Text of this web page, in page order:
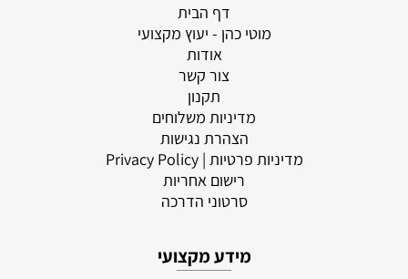
דף הבית
מוטי כהן - יעוץ מקצועי
אודות
צור קשר
תקנון
מדיניות משלוחים
הצהרת נגישות
מדיניות פרטיות | Privacy Policy
רישום אחריות
סרטוני הדרכה
מידע מקצועי